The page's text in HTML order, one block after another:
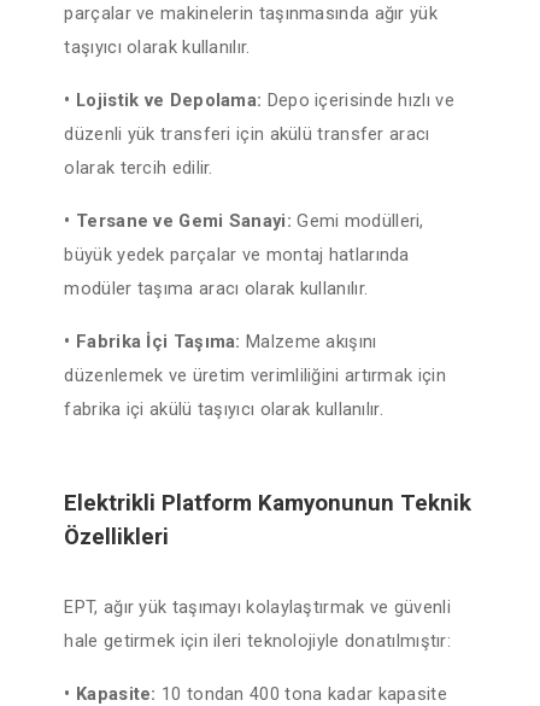
parçalar ve makinelerin taşınmasında ağır yük
taşıyıcı olarak kullanılır.
• Lojistik ve Depolama: Depo içerisinde hızlı ve
düzenli yük transferi için akülü transfer aracı
olarak tercih edilir.
• Tersane ve Gemi Sanayi: Gemi modülleri,
büyük yedek parçalar ve montaj hatlarında
modüler taşıma aracı olarak kullanılır.
• Fabrika İçi Taşıma: Malzeme akışını
düzenlemek ve üretim verimliliğini artırmak için
fabrika içi akülü taşıyıcı olarak kullanılır.
Elektrikli Platform Kamyonunun Teknik
Özellikleri
EPT, ağır yük taşımayı kolaylaştırmak ve güvenli
hale getirmek için ileri teknolojiyle donatılmıştır:
• Kapasite: 10 tondan 400 tona kadar kapasite